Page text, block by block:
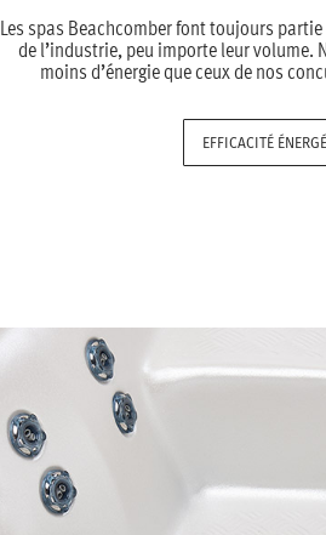
Les spas Beachcomber font toujours
de l’industrie, peu importe leur volume.
moins d’énergie que ceux de nos
EFFICACITÉ